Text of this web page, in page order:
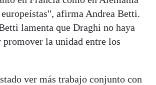
afirma Andrea Betti.
lamenta que Draghi no haya
promover la unidad entre los
ver más trabajo conjunto con